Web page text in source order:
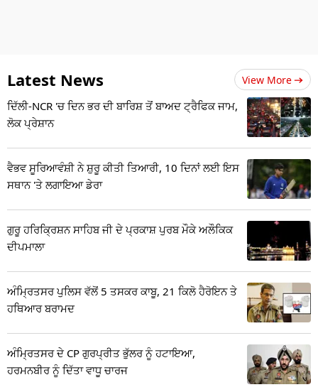
Latest News View More
ਦਿੱਲੀ-NCR 'ਚ ਦਿਨ ਭਰ ਦੀ ਬਾਰਿਸ਼ ਤੋਂ ਬਾਅਦ ਟ੍ਰੈਫਿਕ ਜਾਮ,
ਲੋਕ ਪ੍ਰੇਸ਼ਾਨ
ਵੈਭਵ ਸੂਰਿਆਵੰਸ਼ੀ ਨੇ ਸ਼ੁਰੂ ਕੀਤੀ ਤਿਆਰੀ, 10 ਦਿਨਾਂ ਲਈ ਇਸ
ਸਥਾਨ 'ਤੇ ਲਗਾਇਆ ਡੇਰਾ
ਗੁਰੂ ਹਰਿਕ੍ਰਿਸ਼ਨ ਸਾਹਿਬ ਜੀ ਦੇ ਪ੍ਰਕਾਸ਼ ਪੁਰਬ ਮੌਕੇ ਅਲੌਕਿਕ
ਦੀਪਮਾਲਾ
ਅੰਮ੍ਰਿਤਸਰ ਪੁਲਿਸ ਵੱਲੋਂ 5 ਤਸਕਰ ਕਾਬੂ, 21 ਕਿਲੋ ਹੈਰੋਇਨ ਤੇ
ਹਥਿਆਰ ਬਰਾਮਦ
ਅੰਮ੍ਰਿਤਸਰ ਦੇ CP ਗੁਰਪ੍ਰੀਤ ਭੁੱਲਰ ਨੂੰ ਹਟਾਇਆ,
ਹਰਮਨਬੀਰ ਨੂੰ ਦਿੱਤਾ ਵਾਧੂ ਚਾਰਜ